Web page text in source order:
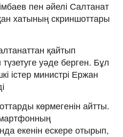
пен әйелі Салтанат
хатының скриншоттары
қайтып
түзетуге уәде берген. Бұл
істер министрі Ержан
көрмегенін айтты.
екенін ескере отырып,